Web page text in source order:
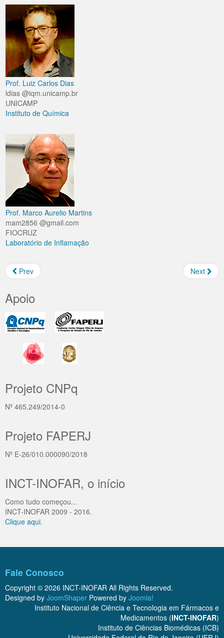
Prof. Luiz Carlos Dias
ldias @iqm.unicamp.br
UNICAMP
Instituto de Química
Prof. Marco Aurelio Martins
mam2856 @gmail.com
FIOCRUZ
Laboratório de Inflamação
Prev Next
Apoio
Projeto CNPq
Nº 465.249/2014-0
Projeto FAPERJ
Nº E-26/010.000090/2018
INCT-INOFAR, o início
Como tudo começou...
INCT-INOFAR 2009 - 2016.
Clique aqui.
Fale Conosco
Copyright © 2026 INCT-INOFAR All Rights Reserved.
Designed by JoomShaper Powered by Joomla!
Instituto Nacional de Ciência e Tecnologia em Fármacos e
Medicamentos (INCT-INOFAR)
Instituto de Ciências Biomédicas (ICB)